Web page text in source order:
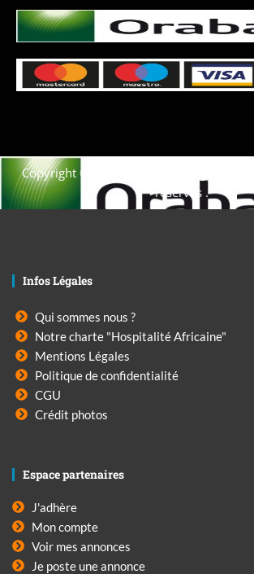
Copyright © 2021. Afrique-voyage-
réservés .
Infos Légales
Qui sommes nous ?
Notre charte "Hospitalité Africaine"
Mentions Légales
Politique de confidentialité
CGU
Crédit photos
Espace partenaires
J'adhère
Mon compte
Voir mes annonces
Je poste une annonce